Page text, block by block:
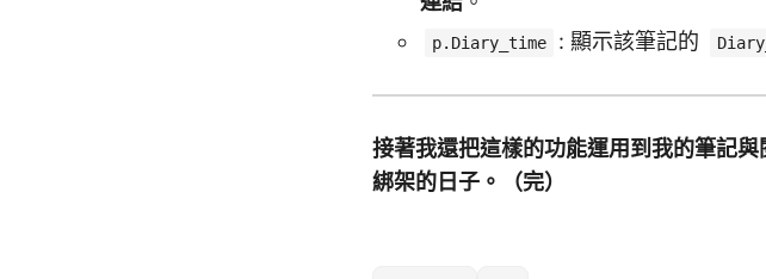
p.Diary_time : 顯示該筆記的
接著我還把這樣的功能運用到我的筆記
綁架的日子。（完）